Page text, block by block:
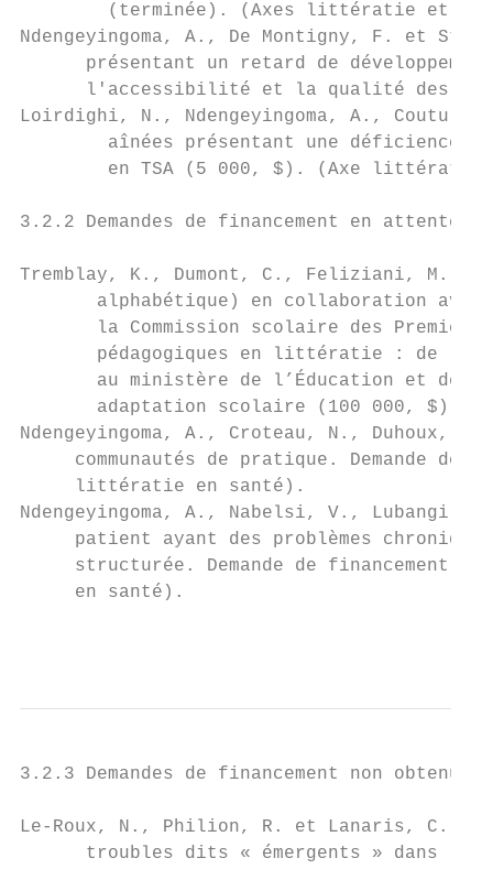
(terminée). (Axes littératie et
Ndengeyingoma, A., De Montigny, F. et
présentant un retard de
l'accessibilité et la qualité des
Loirdighi, N., Ndengeyingoma, A.,
aînées présentant une déficience
en TSA (5 000, $). (Axe littératie
3.2.2 Demandes de financement en attente
Tremblay, K., Dumont, C., Feliziani, M.,
alphabétique) en collaboration
la Commission scolaire des
pédagogiques en littératie : de la
au ministère de l’Éducation et de
adaptation scolaire (100 000, $).
Ndengeyingoma, A., Croteau, N., Duhoux,
communautés de pratique. Demande de
     littératie en santé).
Ndengeyingoma, A., Nabelsi, V., Lubangi
patient ayant des problèmes
structurée. Demande de financement
     en santé).
3.2.3 Demandes de financement non obtenues
Le-Roux, N., Philion, R. et Lanaris, C.
troubles dits « émergents » dans